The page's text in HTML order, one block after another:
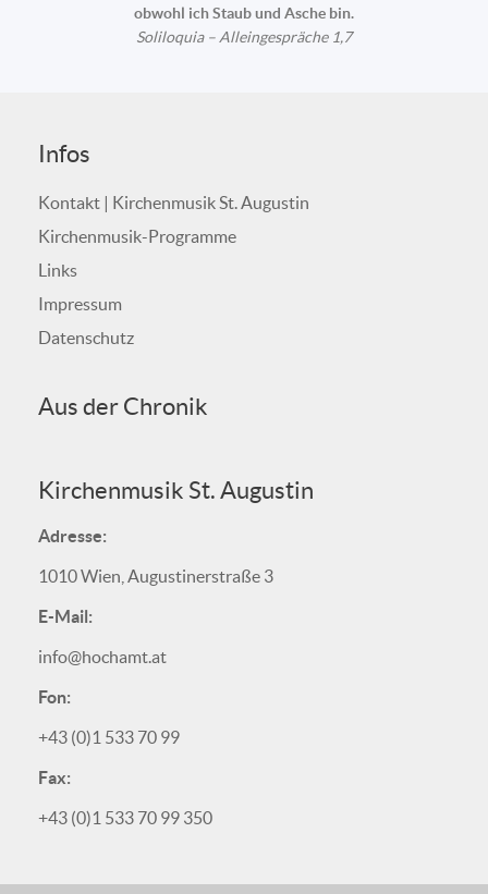
obwohl ich Staub und Asche bin.
Soliloquia – Alleingespräche 1,7
Infos
Kontakt | Kirchenmusik St. Augustin
Kirchenmusik-Programme
Links
Impressum
Datenschutz
Aus der Chronik
Kirchenmusik St. Augustin
Adresse:
1010 Wien, Augustinerstraße 3
E-Mail:
info@hochamt.at
Fon:
+43 (0)1 533 70 99
Fax:
+43 (0)1 533 70 99 350